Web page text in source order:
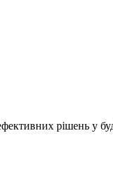
рішень у